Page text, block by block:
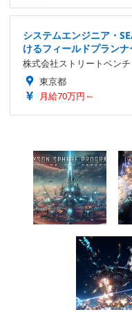
システムエンジニア・
けるフィールドプラン
株式会社ストリートベン
東京都
月給70万円～